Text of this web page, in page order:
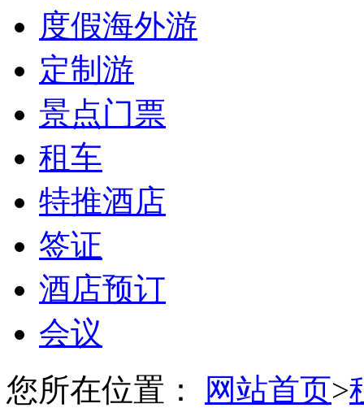
度假海外游
定制游
景点门票
租车
特推酒店
签证
酒店预订
会议
您所在位置：
网站首页>